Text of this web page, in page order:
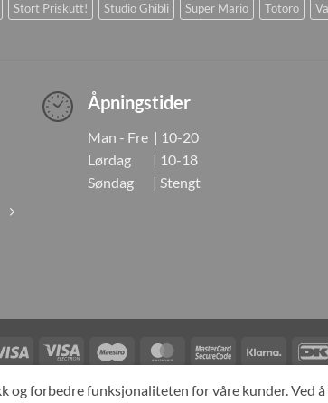
Stort Priskutt! Studio Ghibli Super Mario Totoro
Åpningstider
Man - Fre | 10-20
Lørdag | 10-18
Søndag | Stengt
Visa
Visa
Electron
Maestro MasterCardMasterCard
2
Klarna
KONTAKT OSS OM OSS
forbedre funksjonaliteten for våre kunder. Ved